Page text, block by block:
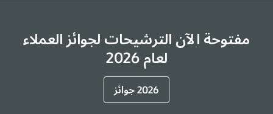
مفتوحة الآن الترشيحات لجوائز العملاء
لعام 2026
2026 جوائز